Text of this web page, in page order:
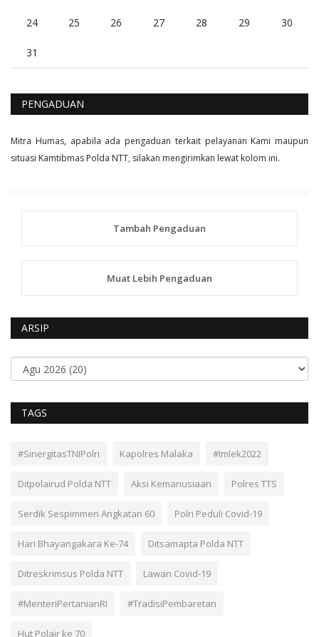
24 25 26 27 28 29 30
31
PENGADUAN
Mitra Humas, apabila ada pengaduan terkait pelayanan Kami maupun
situasi Kamtibmas Polda NTT, silakan mengirimkan lewat kolom ini.
Tambah Pengaduan
Muat Lebih Pengaduan
ARSIP
TAGS
#SinergitasTNIPolri Kapolres Malaka #Imlek2022
Ditpolairud Polda NTT Aksi Kemanusiaan Polres TTS
Serdik Sespimmen Angkatan 60 Polri Peduli Covid-19
Hari Bhayangakara Ke-74 Ditsamapta Polda NTT
Ditreskrimsus Polda NTT Lawan Covid-19
#MenteriPertanianRI #TradisiPembaretan
Hut Polair ke 70